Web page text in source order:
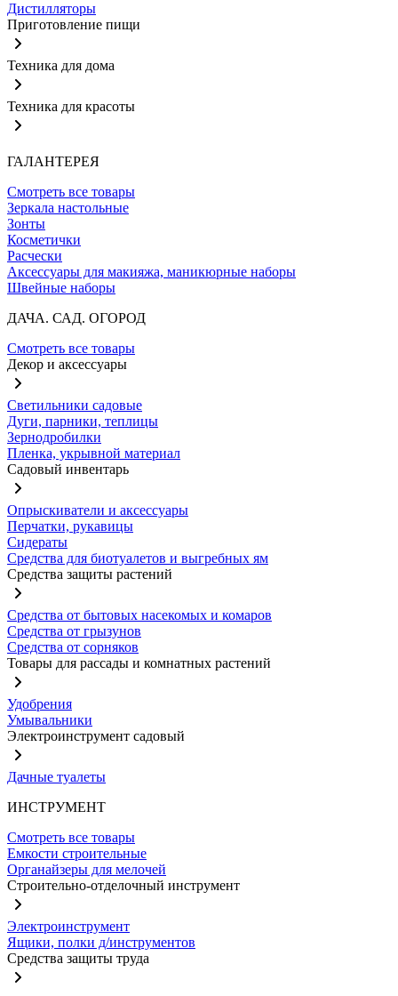
Дистилляторы
Приготовление пищи
Техника для дома
Техника для красоты
ГАЛАНТЕРЕЯ
Смотреть все товары
Зеркала настольные
Зонты
Косметички
Расчески
Аксессуары для макияжа, маникюрные наборы
Швейные наборы
ДАЧА. САД. ОГОРОД
Смотреть все товары
Декор и аксессуары
Светильники садовые
Дуги, парники, теплицы
Зернодробилки
Пленка, укрывной материал
Садовый инвентарь
Опрыскиватели и аксессуары
Перчатки, рукавицы
Сидераты
Средства для биотуалетов и выгребных ям
Средства защиты растений
Средства от бытовых насекомых и комаров
Средства от грызунов
Средства от сорняков
Товары для рассады и комнатных растений
Удобрения
Умывальники
Электроинструмент садовый
Дачные туалеты
ИНСТРУМЕНТ
Смотреть все товары
Емкости строительные
Органайзеры для мелочей
Строительно-отделочный инструмент
Электроинструмент
Ящики, полки д/инструментов
Средства защиты труда